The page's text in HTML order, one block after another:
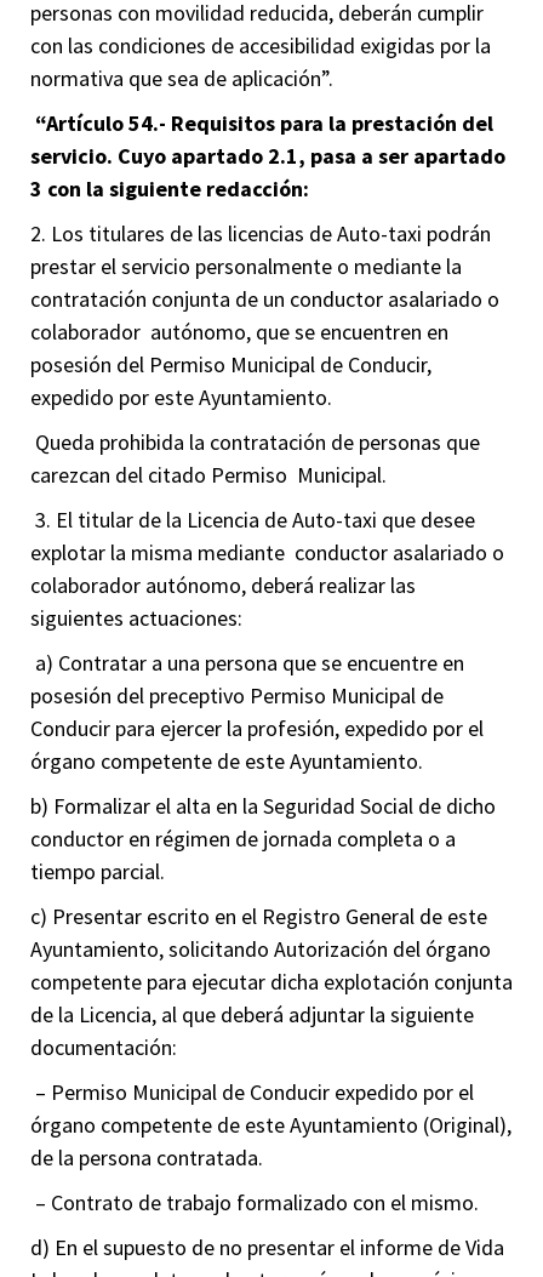
personas con movilidad reducida, deberán cumplir
con las condiciones de accesibilidad exigidas por la
normativa que sea de aplicación”.
“Artículo 54.- Requisitos para la prestación del
servicio. Cuyo apartado 2.1, pasa a ser apartado
3 con la siguiente redacción:
2. Los titulares de las licencias de Auto-taxi podrán
prestar el servicio personalmente o mediante la
contratación conjunta de un conductor asalariado o
colaborador autónomo, que se encuentren en
posesión del Permiso Municipal de Conducir,
expedido por este Ayuntamiento.
Queda prohibida la contratación de personas que
carezcan del citado Permiso Municipal.
3. El titular de la Licencia de Auto-taxi que desee
explotar la misma mediante conductor asalariado o
colaborador autónomo, deberá realizar las
siguientes actuaciones:
a) Contratar a una persona que se encuentre en
posesión del preceptivo Permiso Municipal de
Conducir para ejercer la profesión, expedido por el
órgano competente de este Ayuntamiento.
b) Formalizar el alta en la Seguridad Social de dicho
conductor en régimen de jornada completa o a
tiempo parcial.
c) Presentar escrito en el Registro General de este
Ayuntamiento, solicitando Autorización del órgano
competente para ejecutar dicha explotación conjunta
de la Licencia, al que deberá adjuntar la siguiente
documentación:
– Permiso Municipal de Conducir expedido por el
órgano competente de este Ayuntamiento (Original),
de la persona contratada.
– Contrato de trabajo formalizado con el mismo.
d) En el supuesto de no presentar el informe de Vida